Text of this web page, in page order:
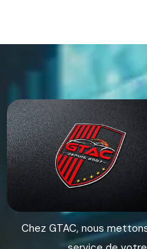
Chez GTAC, nous